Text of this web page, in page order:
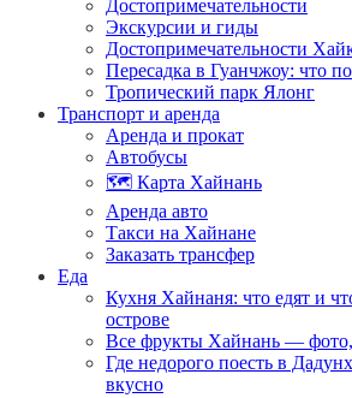
Достопримечательности
Экскурсии и гиды
Достопримечательности
Пересадка в Гуанчжоу: что
Тропический парк Ялонг
Транспорт и аренда
Аренда и прокат
Автобусы
🗺️ Карта Хайнань
Аренда авто
Такси на Хайнане
Заказать трансфер
Еда
Кухня Хайнаня: что едят и
острове
Все фрукты Хайнань —
Где недорого поесть в
вкусно